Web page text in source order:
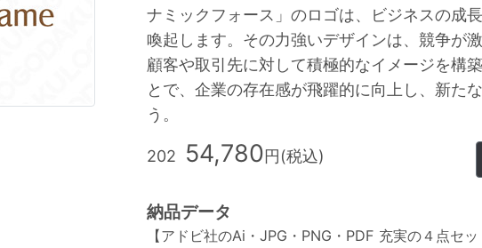
ナミックフォース」のロゴは、ビジネスの成
喚起します。その力強いデザインは、競争が
顧客や取引先に対して積極的なイメージを構
とで、企業の存在感が飛躍的に向上し、新た
う。
202 54,780円(税込)
納品データ
【アドビ社のAi・JPG・PNG・PDF 充実の４点セ